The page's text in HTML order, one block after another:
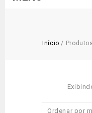
Início /
Ordenar por